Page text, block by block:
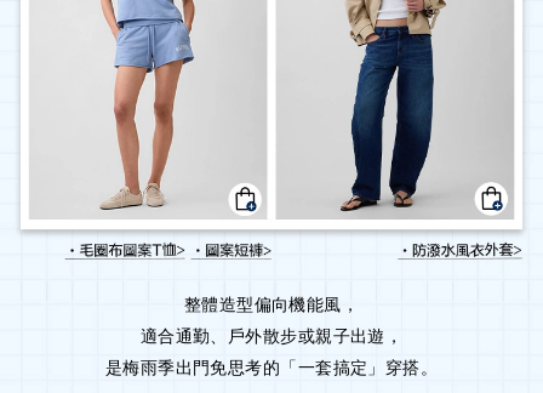
整體造型偏向機能風，
適合通勤、戶外散步或親子出遊，
是梅雨季出門免思考的「一套搞定」穿搭。